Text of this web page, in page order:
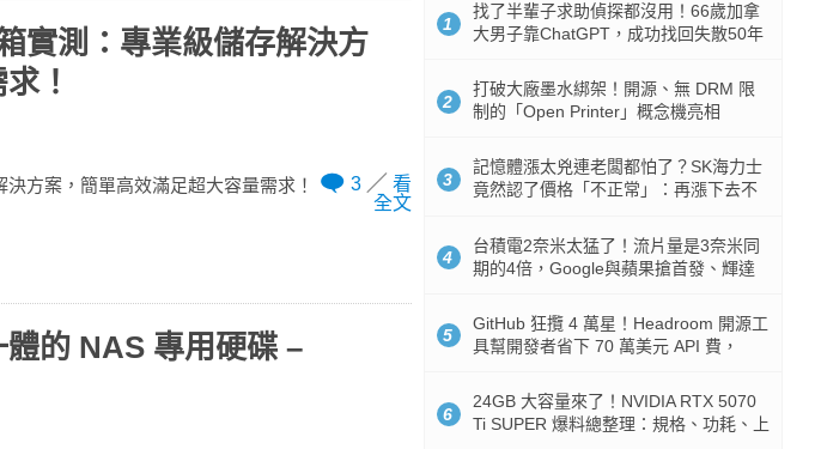
實測：專業級儲存解決方
！
方案，簡單高效滿足超大容量需求！ 3
看
全文
的 NAS 專用硬碟 –
1
找了半輩子求助偵探都沒用！66歲加拿
大男子靠ChatGPT，成功找回失散50年
2
打破大廠墨水綁架！開源、無 DRM 限
制的「Open Printer」概念機亮相
3
記憶體漲太兇連老闆都怕了？SK海力士
竟然認了價格「不正常」：再漲下去不
4
台積電2奈米太猛了！流片量是3奈米同
期的4倍，Google與蘋果搶首發、輝達
5
GitHub 狂攬 4 萬星！Headroom 開源工
具幫開發者省下 70 萬美元 API 費，
6
24GB 大容量來了！NVIDIA RTX 5070
Ti SUPER 爆料總整理：規格、功耗、上